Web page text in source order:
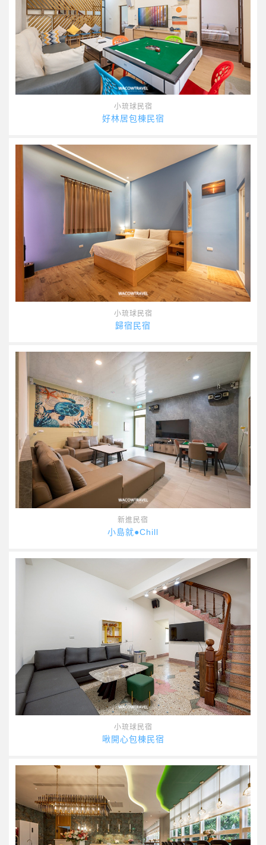
小琉球民宿
好林居包棟民宿
小琉球民宿
歸宿民宿
新進民宿
小島就●Chill
小琉球民宿
啾開心包棟民宿